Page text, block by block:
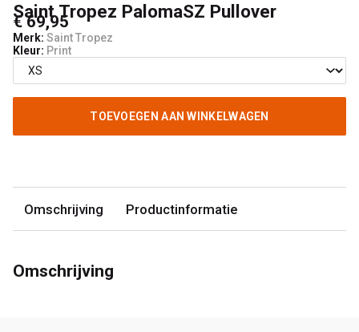
Saint Tropez PalomaSZ Pullover
€ 69,95
Merk: Saint Tropez
Kleur: Print
TOEVOEGEN AAN WINKELWAGEN
Omschrijving Productinformatie
Omschrijving